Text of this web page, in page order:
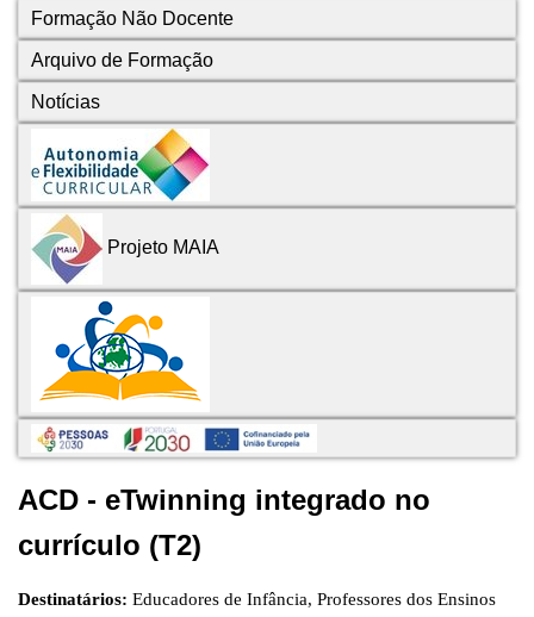
Formação Não Docente
Arquivo de Formação
Notícias
Projeto MAIA
ACD - eTwinning integrado no
currículo (T2)
Destinatários: Educadores de Infância, Professores dos Ensinos